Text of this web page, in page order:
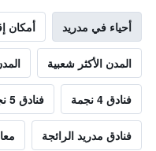
أحياء في مدريد أمكان
المدن الأكثر شعبية
فنادق 4 نجمة فنادق 5 نجمة
فنادق مدريد الرائجة